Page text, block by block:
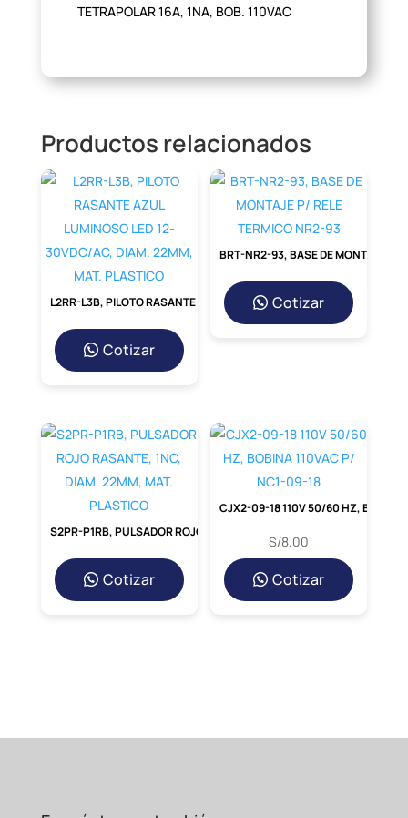
TETRAPOLAR 16A, 1NA, BOB. 110VAC
Productos relacionados
Cotizar
Cotizar
Cotizar
S/8.00
Cotizar